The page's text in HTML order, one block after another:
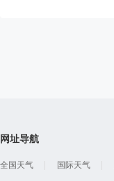
网址导航
全国天气 国际天气